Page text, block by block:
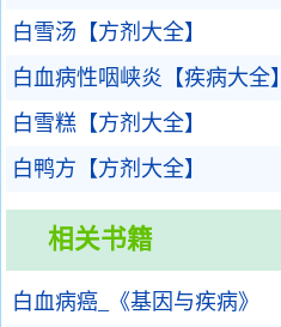
白雪汤【方剂大全】
白血病性咽峡炎【疾病大全】
白雪糕【方剂大全】
白鸭方【方剂大全】
相关书籍
白血病癌_《基因与疾病》